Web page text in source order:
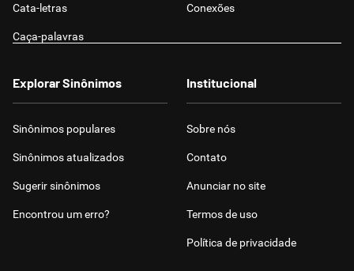
Cata-letras Conexões
Caça-palavras
Explorar Sinônimos
Sinônimos populares
Sinônimos atualizados
Sugerir sinônimos
Encontrou um erro?
Institucional
Sobre nós
Contato
Anunciar no site
Termos de uso
Política de privacidade